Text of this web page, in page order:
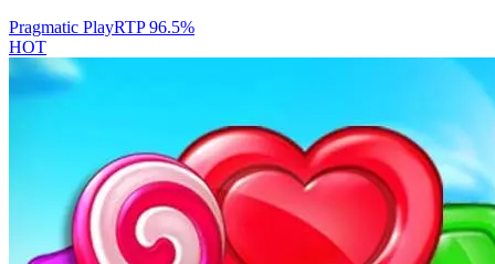
Pragmatic PlayRTP96.5%
HOT